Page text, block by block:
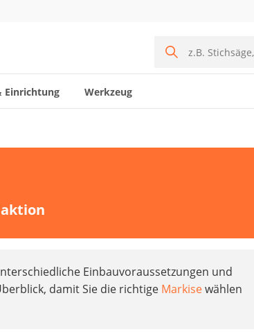
Einrichtung Werkzeug
Einbauvoraussetzungen und
damit Sie die richtige Markisewählen